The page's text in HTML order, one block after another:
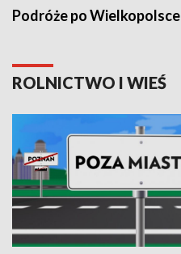
Podróże po Wielkopolsce
ROLNICTWO I WIEŚ